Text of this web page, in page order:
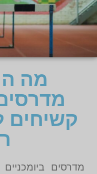
מה
קשיחים
מדרסים